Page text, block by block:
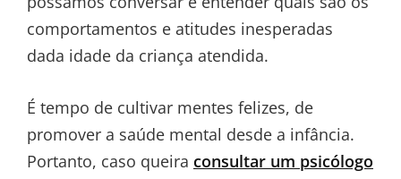
comportamentos e atitudes inesperadas
dada idade da criança atendida.
É tempo de cultivar mentes felizes, de
promover a saúde mental desde a infância.
Portanto, caso queira consultar um psicólogo